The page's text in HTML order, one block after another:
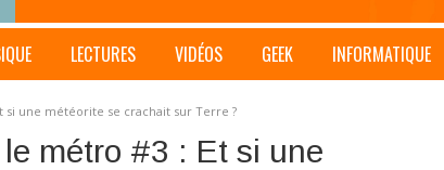
LECTURES VIDÉOS GEEK INFORMATIQUE
si une météorite se crachait sur Terre ?
métro #3 : Et si une